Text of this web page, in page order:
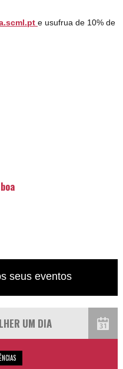
e usufrua de 10% de
seus eventos